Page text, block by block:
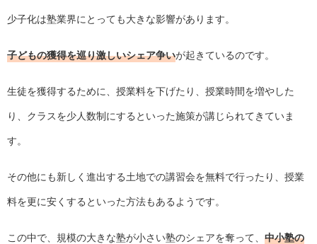
少子化は塾業界にとっても大きな影響があります。
子どもの獲得を巡り激しいシェア争いが起きているのです。
生徒を獲得するために、授業料を下げたり、授業時間を増やした
り、クラスを少人数制にするといった施策が講じられてきていま
す。
その他にも新しく進出する土地での講習会を無料で行ったり、授業
料を更に安くするといった方法もあるようです。
この中で、規模の大きな塾が小さい塾のシェアを奪って、 中小塾の